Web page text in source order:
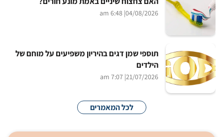
04/08/2026
| 6:48 am
תוספי שמן דגים בהיריון משפיעים על מוחם של
הילדים
21/07/2026
| 7:07 am
לכל המאמרים